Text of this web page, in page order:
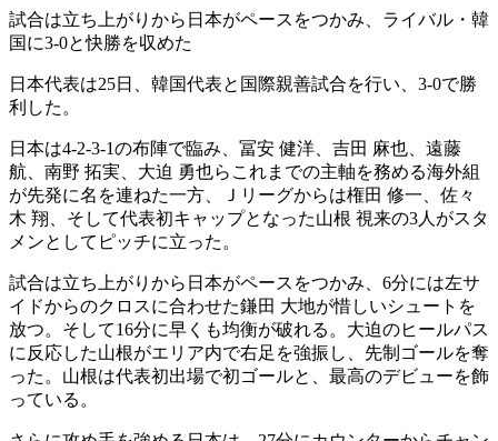
試合は立ち上がりから日本がペースをつかみ、ライバル・韓
国に3-0と快勝を収めた
日本代表は25日、韓国代表と国際親善試合を行い、3-0で勝
利した。
日本は4-2-3-1の布陣で臨み、冨安 健洋、吉田 麻也、遠藤
航、南野 拓実、大迫 勇也らこれまでの主軸を務める海外組
が先発に名を連ねた一方、Ｊリーグからは権田 修一、佐々
木 翔、そして代表初キャップとなった山根 視来の3人がスタ
メンとしてピッチに立った。
試合は立ち上がりから日本がペースをつかみ、6分には左サ
イドからのクロスに合わせた鎌田 大地が惜しいシュートを
放つ。そして16分に早くも均衡が破れる。大迫のヒールパス
に反応した山根がエリア内で右足を強振し、先制ゴールを奪
った。山根は代表初出場で初ゴールと、最高のデビューを飾
っている。